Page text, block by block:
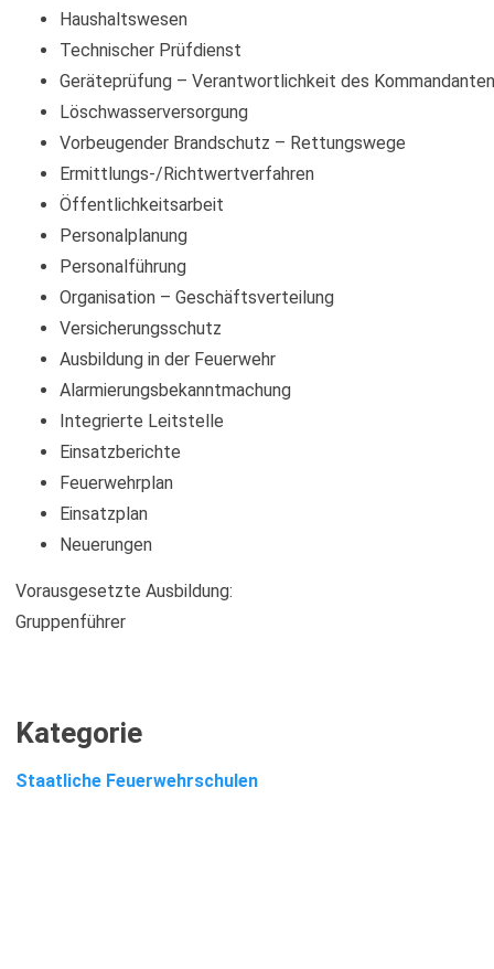
Haushaltswesen
Technischer Prüfdienst
Geräteprüfung – Verantwortlichkeit des Kommandanten
Löschwasserversorgung
Vorbeugender Brandschutz – Rettungswege
Ermittlungs-/Richtwertverfahren
Öffentlichkeitsarbeit
Personalplanung
Personalführung
Organisation – Geschäftsverteilung
Versicherungsschutz
Ausbildung in der Feuerwehr
Alarmierungsbekanntmachung
Integrierte Leitstelle
Einsatzberichte
Feuerwehrplan
Einsatzplan
Neuerungen
Vorausgesetzte Ausbildung:
Gruppenführer
Kategorie
Staatliche Feuerwehrschulen